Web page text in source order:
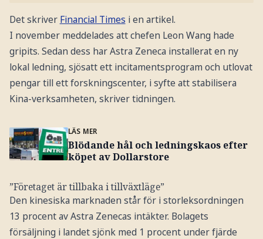
Det skriver Financial Times i en artikel.
I november meddelades att chefen Leon Wang hade
gripits. Sedan dess har Astra Zeneca installerat en ny
lokal ledning, sjösatt ett incitamentsprogram och utlovat
pengar till ett forskningscenter, i syfte att stabilisera
Kina-verksamheten, skriver tidningen.
LÄS MER
Blödande hål och ledningskaos efter
köpet av Dollarstore
”Företaget är tillbaka i tillväxtläge”
Den kinesiska marknaden står för i storleksordningen
13 procent av Astra Zenecas intäkter. Bolagets
försäljning i landet sjönk med 1 procent under fjärde